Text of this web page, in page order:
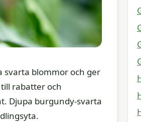
svarta blommor och ger
rabatter och
Djupa burgundy-svarta